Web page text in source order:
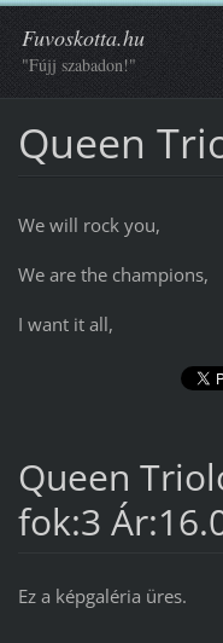
Fuvoskotta.hu
"Fújj szabadon!"
Queen
We will rock you,
We are the champions,
I want it all,
Queen
fok:3
Ez a képgaléria üres.